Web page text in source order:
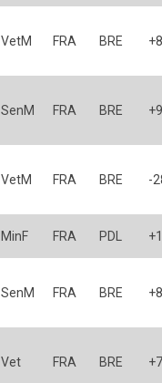
VetM FRA BRE
SenM FRA BRE
VetM FRA BRE -
MinF FRA PDL
SenM FRA BRE
Vet FRA BRE